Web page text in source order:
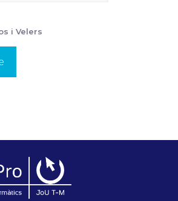
i Velers